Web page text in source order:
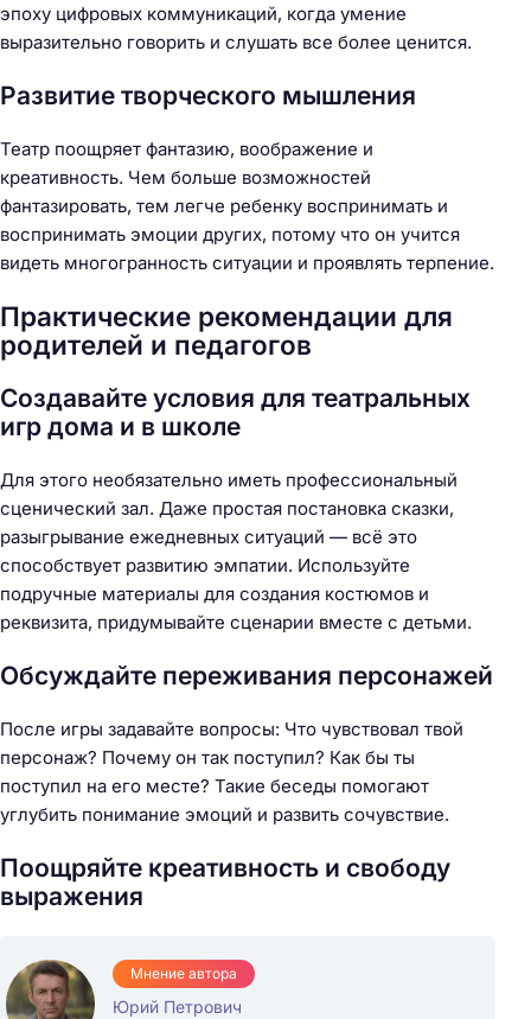
эпоху цифровых коммуникаций, когда умение
выразительно говорить и слушать все более ценится.
Развитие творческого мышления
Театр поощряет фантазию, воображение и
креативность. Чем больше возможностей
фантазировать, тем легче ребенку воспринимать и
воспринимать эмоции других, потому что он учится
видеть многогранность ситуации и проявлять терпение.
Практические рекомендации для
родителей и педагогов
Создавайте условия для театральных
игр дома и в школе
Для этого необязательно иметь профессиональный
сценический зал. Даже простая постановка сказки,
разыгрывание ежедневных ситуаций — всё это
способствует развитию эмпатии. Используйте
подручные материалы для создания костюмов и
реквизита, придумывайте сценарии вместе с детьми.
Обсуждайте переживания персонажей
После игры задавайте вопросы: Что чувствовал твой
персонаж? Почему он так поступил? Как бы ты
поступил на его месте? Такие беседы помогают
углубить понимание эмоций и развить сочувствие.
Поощряйте креативность и свободу
выражения
Мнение автора
Юрий Петрович